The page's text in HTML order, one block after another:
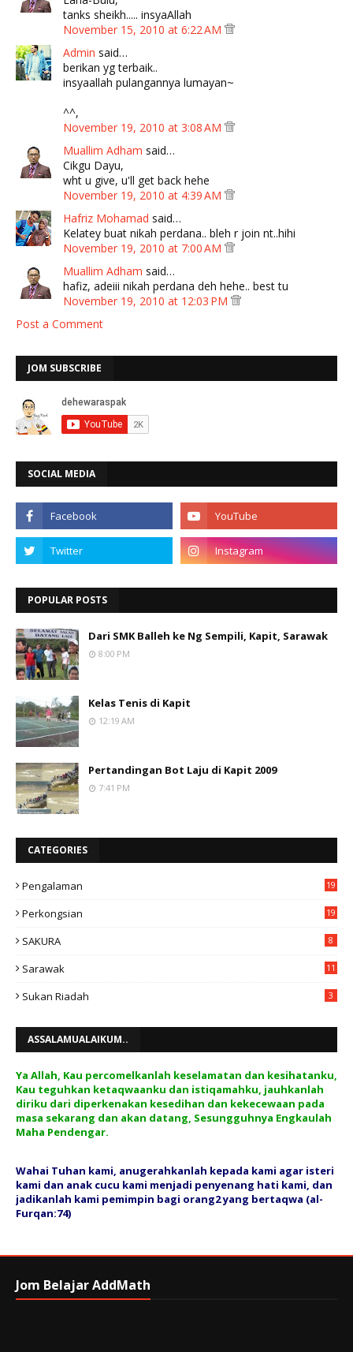
tanks sheikh..... insyaAllah
November 15, 2010 at 6:22 AM
Admin said…
berikan yg terbaik..
insyaallah pulangannya lumayan~
^^,
November 19, 2010 at 3:08 AM
Muallim Adham said…
Cikgu Dayu,
wht u give, u'll get back hehe
November 19, 2010 at 4:39 AM
Hafriz Mohamad said…
Kelatey buat nikah perdana.. bleh r join nt..hihi
November 19, 2010 at 7:00 AM
Muallim Adham said…
hafiz, adeiii nikah perdana deh hehe.. best tu
November 19, 2010 at 12:03 PM
Post a Comment
JOM SUBSCRIBE
SOCIAL MEDIA
POPULAR POSTS
Dari SMK Balleh ke Ng Sempili, Kapit, Sarawak
8:00 PM
Kelas Tenis di Kapit
12:19 AM
Pertandingan Bot Laju di Kapit 2009
7:41 PM
CATEGORIES
Pengalaman 19
Perkongsian 19
SAKURA 8
Sarawak 11
Sukan Riadah 3
ASSALAMUALAIKUM..
Ya Allah, Kau percomelkanlah keselamatan dan kesihatanku,
Kau teguhkan ketaqwaanku dan istiqamahku, jauhkanlah
diriku dari diperkenakan kesedihan dan kekecewaan pada
masa sekarang dan akan datang, Sesungguhnya Engkaulah
Maha Pendengar.
Wahai Tuhan kami, anugerahkanlah kepada kami agar isteri
kami dan anak cucu kami menjadi penyenang hati kami, dan
jadikanlah kami pemimpin bagi orang2 yang bertaqwa (al-
Furqan:74)
Jom Belajar AddMath